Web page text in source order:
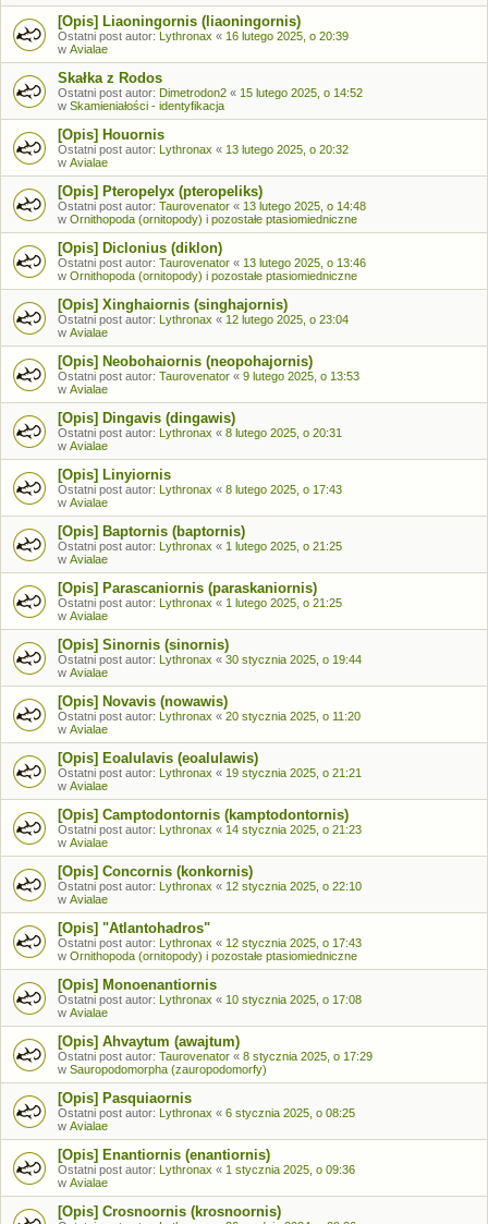
[Opis] Liaoningornis (liaoningornis)
Ostatni post autor: Lythronax « 16 lutego 2025, o 20:39
w Avialae
Skałka z Rodos
Ostatni post autor: Dimetrodon2 « 15 lutego 2025, o 14:52
w Skamieniałości - identyfikacja
[Opis] Houornis
Ostatni post autor: Lythronax « 13 lutego 2025, o 20:32
w Avialae
[Opis] Pteropelyx (pteropeliks)
Ostatni post autor: Taurovenator « 13 lutego 2025, o 14:48
w Ornithopoda (ornitopody) i pozostałe ptasiomiedniczne
[Opis] Diclonius (diklon)
Ostatni post autor: Taurovenator « 13 lutego 2025, o 13:46
w Ornithopoda (ornitopody) i pozostałe ptasiomiedniczne
[Opis] Xinghaiornis (singhajornis)
Ostatni post autor: Lythronax « 12 lutego 2025, o 23:04
w Avialae
[Opis] Neobohaiornis (neopohajornis)
Ostatni post autor: Taurovenator « 9 lutego 2025, o 13:53
w Avialae
[Opis] Dingavis (dingawis)
Ostatni post autor: Lythronax « 8 lutego 2025, o 20:31
w Avialae
[Opis] Linyiornis
Ostatni post autor: Lythronax « 8 lutego 2025, o 17:43
w Avialae
[Opis] Baptornis (baptornis)
Ostatni post autor: Lythronax « 1 lutego 2025, o 21:25
w Avialae
[Opis] Parascaniornis (paraskaniornis)
Ostatni post autor: Lythronax « 1 lutego 2025, o 21:25
w Avialae
[Opis] Sinornis (sinornis)
Ostatni post autor: Lythronax « 30 stycznia 2025, o 19:44
w Avialae
[Opis] Novavis (nowawis)
Ostatni post autor: Lythronax « 20 stycznia 2025, o 11:20
w Avialae
[Opis] Eoalulavis (eoalulawis)
Ostatni post autor: Lythronax « 19 stycznia 2025, o 21:21
w Avialae
[Opis] Camptodontornis (kamptodontornis)
Ostatni post autor: Lythronax « 14 stycznia 2025, o 21:23
w Avialae
[Opis] Concornis (konkornis)
Ostatni post autor: Lythronax « 12 stycznia 2025, o 22:10
w Avialae
[Opis] "Atlantohadros"
Ostatni post autor: Lythronax « 12 stycznia 2025, o 17:43
w Ornithopoda (ornitopody) i pozostałe ptasiomiedniczne
[Opis] Monoenantiornis
Ostatni post autor: Lythronax « 10 stycznia 2025, o 17:08
w Avialae
[Opis] Ahvaytum (awajtum)
Ostatni post autor: Taurovenator « 8 stycznia 2025, o 17:29
w Sauropodomorpha (zauropodomorfy)
[Opis] Pasquiaornis
Ostatni post autor: Lythronax « 6 stycznia 2025, o 08:25
w Avialae
[Opis] Enantiornis (enantiornis)
Ostatni post autor: Lythronax « 1 stycznia 2025, o 09:36
w Avialae
[Opis] Crosnoornis (krosnoornis)